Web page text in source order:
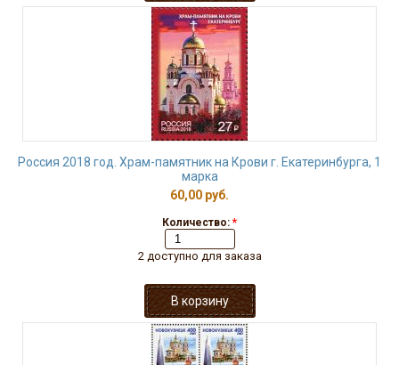
Россия 2018 год. Храм-памятник на Крови г. Екатеринбурга, 1
марка
60,00 руб.
Количество: *
2 доступно для заказа